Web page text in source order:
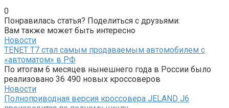
0
Понравилась статья? Поделиться с друзьями:
Вам также может быть интересно
Новости
TENET T7 стал самым продаваемым автомобилем с
«автоматом» в РФ
По итогам 6 месяцев нынешнего года в России было
реализовано 36 490 новых кроссоверов
Новости
Полноприводная версия кроссовера JELAND J6